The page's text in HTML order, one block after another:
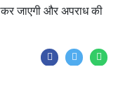
जाएगी और अपराध की